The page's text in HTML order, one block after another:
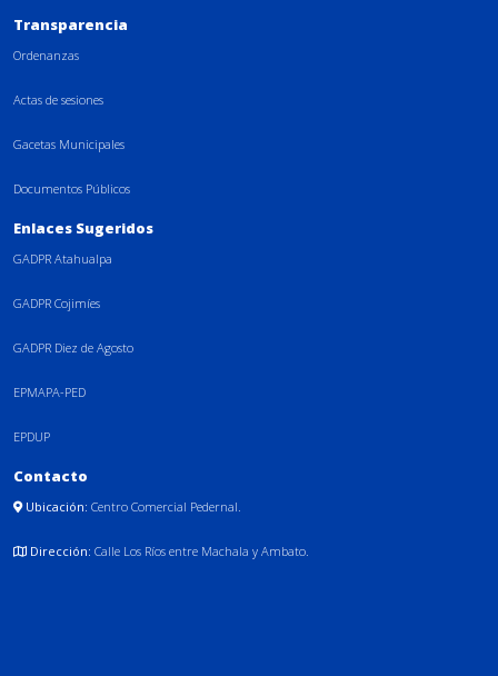
Transparencia
Ordenanzas
Actas de sesiones
Gacetas Municipales
Documentos Públicos
Enlaces Sugeridos
GADPR Atahualpa
GADPR Cojimíes
GADPR Diez de Agosto
EPMAPA-PED
EPDUP
Contacto
Ubicación: Centro Comercial Pedernal.
Dirección: Calle Los Ríos entre Machala y Ambato.